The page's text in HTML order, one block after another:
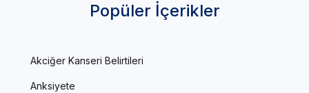
Popüler İçerikler
Akciğer Kanseri Belirtileri
Anksiyete